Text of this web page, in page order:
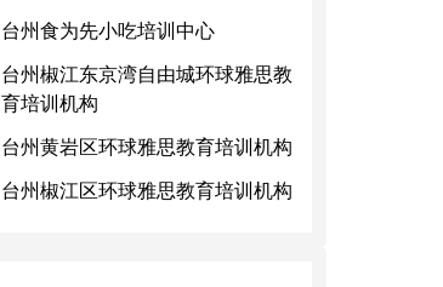
台州食为先小吃培训中心
台州椒江东京湾自由城环球雅思教
育培训机构
台州黄岩区环球雅思教育培训机构
台州椒江区环球雅思教育培训机构